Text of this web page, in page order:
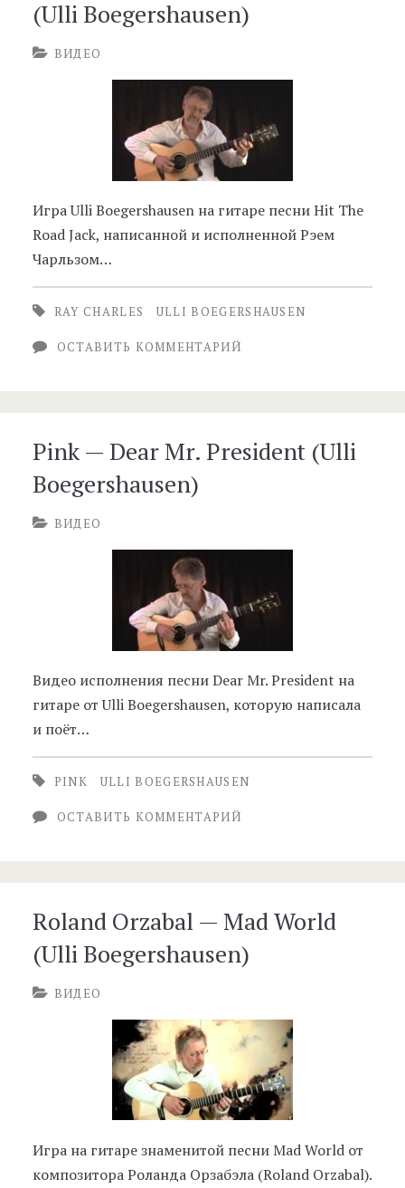
(Ulli Boegershausen)
ВИДЕО
Игра Ulli Boegershausen на гитаре песни Hit The
Road Jack, написанной и исполненной Рэем
Чарльзом…
RAY CHARLES ULLI BOEGERSHAUSEN
ОСТАВИТЬ КОММЕНТАРИЙ
Pink — Dear Mr. President (Ulli
Boegershausen)
ВИДЕО
Видео исполнения песни Dear Mr. President на
гитаре от Ulli Boegershausen, которую написала
и поёт…
PINK ULLI BOEGERSHAUSEN
ОСТАВИТЬ КОММЕНТАРИЙ
Roland Orzabal — Mad World
(Ulli Boegershausen)
ВИДЕО
Игра на гитаре знаменитой песни Mad World от
композитора Роланда Орзабэла (Roland Orzabal).